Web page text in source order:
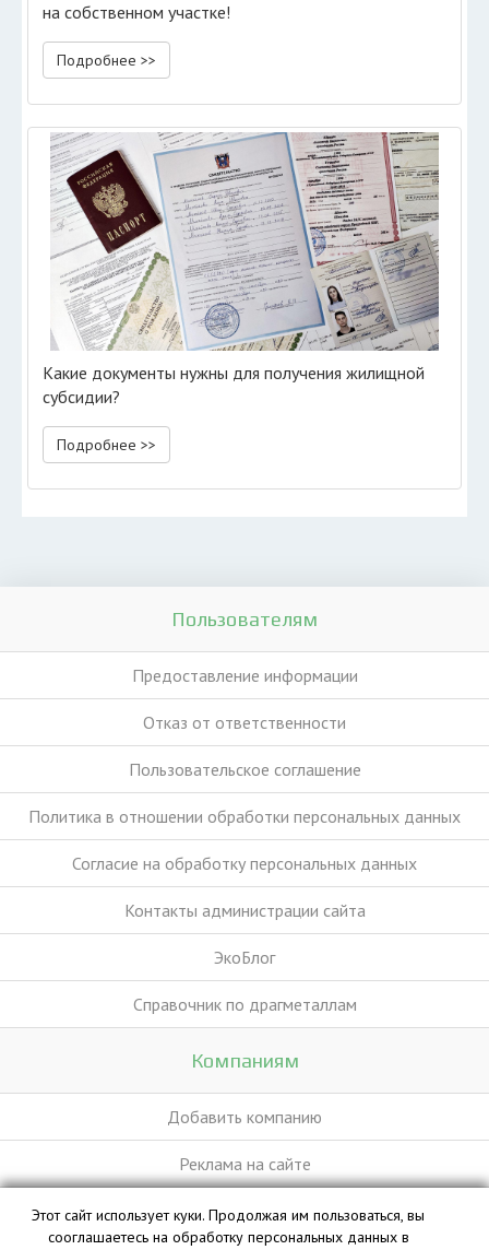
на собственном участке!
Подробнее >>
Какие документы нужны для получения жилищной
субсидии?
Подробнее >>
Пользователям
Предоставление информации
Отказ от ответственности
Пользовательское соглашение
Политика в отношении обработки персональных данных
Согласие на обработку персональных данных
Контакты администрации сайта
ЭкоБлог
Справочник по драгметаллам
Компаниям
Добавить компанию
Реклама на сайте
База данных сайта vyvoz.org является интеллектуальной
Этот сайт использует куки. Продолжая им пользоваться, вы
сооглашаетесь на обработку персональных данных в